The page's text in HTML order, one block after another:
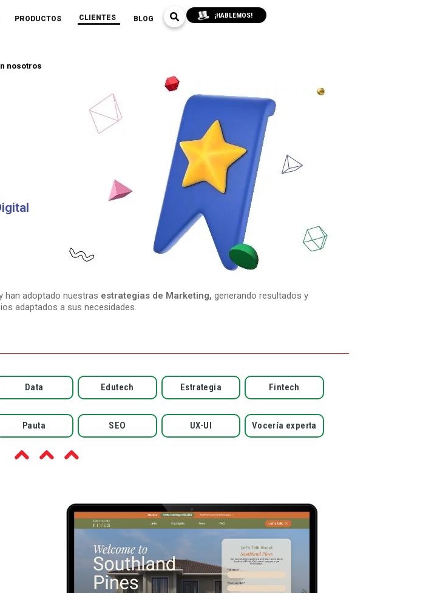
PRODUCTOS CLIENTES BLOG ¡HABLEMOS!
nosotros
han adoptado nuestras estrategias de Marketing, generando resultados y
adaptados a sus necesidades.
Data Edutech Estrategia Fintech
Pauta SEO UX-UI Vocería experta